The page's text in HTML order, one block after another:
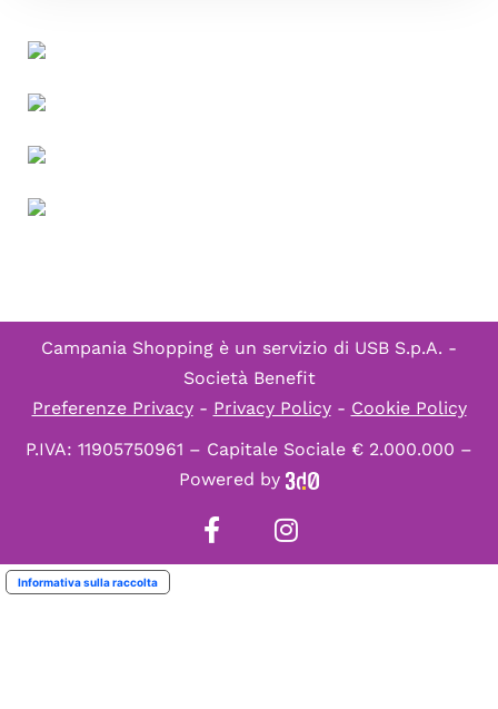
Campania Shopping è un servizio di USB S.p.A. -
Società Benefit
Preferenze Privacy- Privacy Policy- Cookie Policy
P.IVA: 11905750961 – Capitale Sociale € 2.000.000 –
Powered by
Informativa sulla raccolta